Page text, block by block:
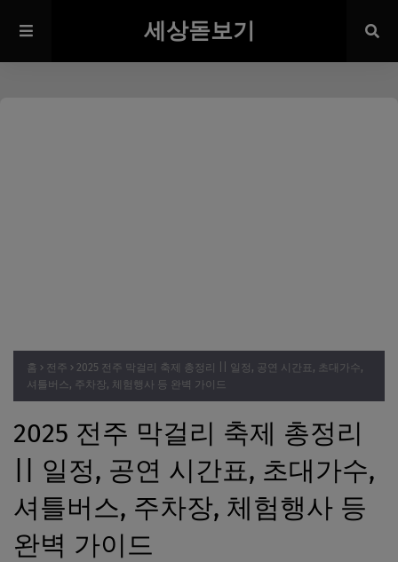
세상돋보기
홈 전주
2025 전주 막걸리 축제 총정리 || 일정, 공연 시간표, 초대가수,
셔틀버스, 주차장, 체험행사 등 완벽 가이드
2025 전주 막걸리 축제 총정리
|| 일정, 공연 시간표, 초대가수,
셔틀버스, 주차장, 체험행사 등
완벽 가이드